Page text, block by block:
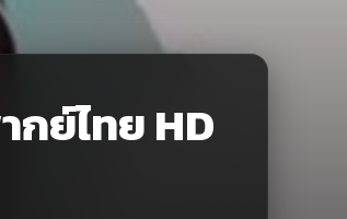
กย์ไทย HD